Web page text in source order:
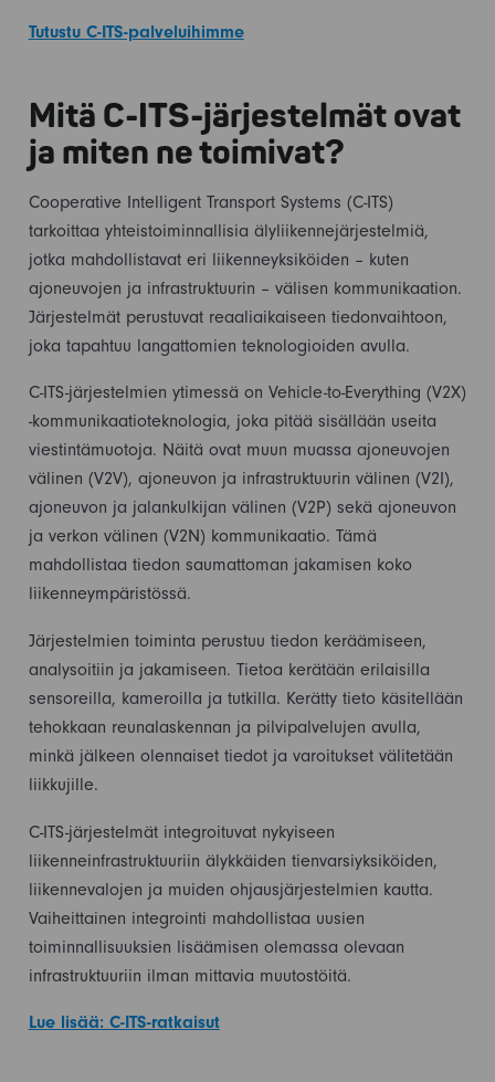
Tutustu C-ITS-palveluihimme
Mitä C-ITS-järjestelmät ovat
ja miten ne toimivat?
Cooperative Intelligent Transport Systems (C-ITS)
tarkoittaa yhteistoiminnallisia älyliikennejärjestelmiä,
jotka mahdollistavat eri liikenneyksiköiden – kuten
ajoneuvojen ja infrastruktuurin – välisen kommunikaation.
Järjestelmät perustuvat reaaliaikaiseen tiedonvaihtoon,
joka tapahtuu langattomien teknologioiden avulla.
C-ITS-järjestelmien ytimessä on Vehicle-to-Everything (V2X)
-kommunikaatioteknologia, joka pitää sisällään useita
viestintämuotoja. Näitä ovat muun muassa ajoneuvojen
välinen (V2V), ajoneuvon ja infrastruktuurin välinen (V2I),
ajoneuvon ja jalankulkijan välinen (V2P) sekä ajoneuvon
ja verkon välinen (V2N) kommunikaatio. Tämä
mahdollistaa tiedon saumattoman jakamisen koko
liikenneympäristössä.
Järjestelmien toiminta perustuu tiedon keräämiseen,
analysoitiin ja jakamiseen. Tietoa kerätään erilaisilla
sensoreilla, kameroilla ja tutkilla. Kerätty tieto käsitellään
tehokkaan reunalaskennan ja pilvipalvelujen avulla,
minkä jälkeen olennaiset tiedot ja varoitukset välitetään
liikkujille.
C-ITS-järjestelmät integroituvat nykyiseen
liikenneinfrastruktuuriin älykkäiden tienvarsiyksiköiden,
liikennevalojen ja muiden ohjausjärjestelmien kautta.
Vaiheittainen integrointi mahdollistaa uusien
toiminnallisuuksien lisäämisen olemassa olevaan
infrastruktuuriin ilman mittavia muutostöitä.
Lue lisää: C-ITS-ratkaisut